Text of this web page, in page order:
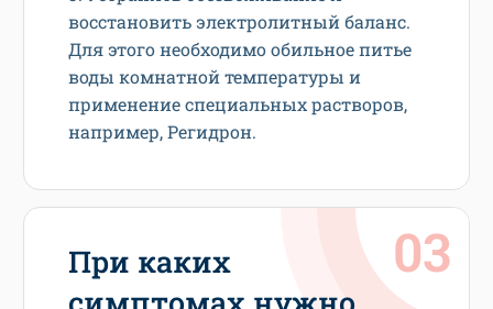
восстановить электролитный баланс.
Для этого необходимо обильное питье
воды комнатной температуры и
применение специальных растворов,
например, Регидрон.
При каких